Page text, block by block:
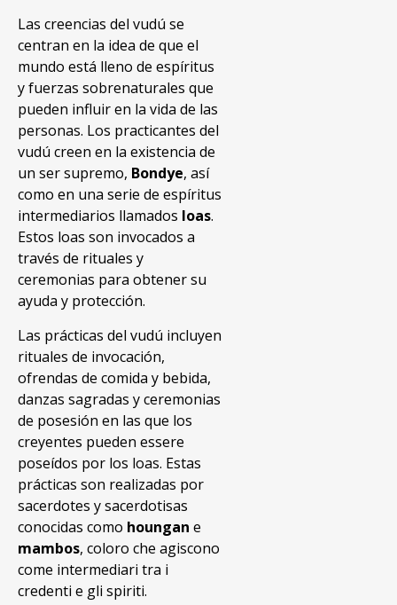
Las creencias del vudú se
centran en la idea de que el
mundo está lleno de espíritus
y fuerzas sobrenaturales que
pueden influir en la vida de las
personas. Los practicantes del
vudú creen en la existencia de
un ser supremo, Bondye, así
como en una serie de espíritus
intermediarios llamados loas.
Estos loas son invocados a
través de rituales y
ceremonias para obtener su
ayuda y protección.
Las prácticas del vudú incluyen
rituales de invocación,
ofrendas de comida y bebida,
danzas sagradas y ceremonias
de posesión en las que los
creyentes pueden essere
poseídos por los loas. Estas
prácticas son realizadas por
sacerdotes y sacerdotisas
conocidas como houngan e
mambos, coloro che agiscono
come intermediari tra i
credenti e gli spiriti.